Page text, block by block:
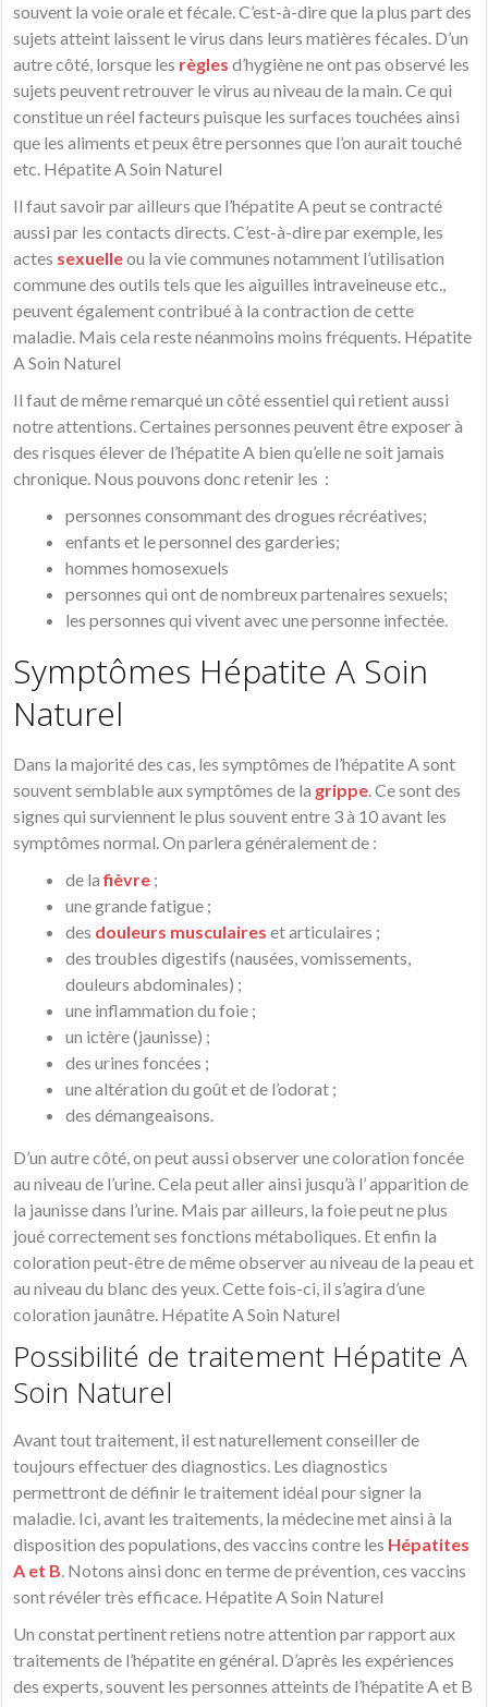
souvent la voie orale et fécale. C’est-à-dire que la plus part des
sujets atteint laissent le virus dans leurs matières fécales. D’un
autre côté, lorsque les règles d’hygiène ne ont pas observé les
sujets peuvent retrouver le virus au niveau de la main. Ce qui
constitue un réel facteurs puisque les surfaces touchées ainsi
que les aliments et peux être personnes que l’on aurait touché
etc. Hépatite A Soin Naturel
Il faut savoir par ailleurs que l’hépatite A peut se contracté
aussi par les contacts directs. C’est-à-dire par exemple, les
actes sexuelleou la vie communes notamment l’utilisation
commune des outils tels que les aiguilles intraveineuse etc.,
peuvent également contribué à la contraction de cette
maladie. Mais cela reste néanmoins moins fréquents. Hépatite
A Soin Naturel
Il faut de même remarqué un côté essentiel qui retient aussi
notre attentions. Certaines personnes peuvent être exposer à
des risques élever de l’hépatite A bien qu’elle ne soit jamais
chronique. Nous pouvons donc retenir les :
personnes consommant des drogues récréatives;
enfants et le personnel des garderies;
hommes homosexuels
personnes qui ont de nombreux partenaires sexuels;
les personnes qui vivent avec une personne infectée.
Symptômes Hépatite A Soin
Naturel
Dans la majorité des cas, les symptômes de l’hépatite A sont
souvent semblable aux symptômes de la grippe. Ce sont des
signes qui surviennent le plus souvent entre 3 à 10 avant les
symptômes normal. On parlera généralement de :
de lafièvre ;
une grande fatigue ;
des douleurs musculaires et articulaires ;
des troubles digestifs (nausées, vomissements,
douleurs abdominales) ;
une inflammation du foie ;
un ictère (jaunisse) ;
des urines foncées ;
une altération du goût et de l’odorat ;
des démangeaisons.
D’un autre côté, on peut aussi observer une coloration foncée
au niveau de l’urine. Cela peut aller ainsi jusqu’à l’ apparition de
la jaunisse dans l’urine. Mais par ailleurs, la foie peut ne plus
joué correctement ses fonctions métaboliques. Et enfin la
coloration peut-être de même observer au niveau de la peau et
au niveau du blanc des yeux. Cette fois-ci, il s’agira d’une
coloration jaunâtre. Hépatite A Soin Naturel
Possibilité de traitement Hépatite A
Soin Naturel
Avant tout traitement, il est naturellement conseiller de
toujours effectuer des diagnostics. Les diagnostics
permettront de définir le traitement idéal pour signer la
maladie. Ici, avant les traitements, la médecine met ainsi à la
disposition des populations, des vaccins contre les Hépatites
A et B. Notons ainsi donc en terme de prévention, ces vaccins
sont révéler très efficace. Hépatite A Soin Naturel
Un constat pertinent retiens notre attention par rapport aux
traitements de l’hépatite en général. D’après les expériences
des experts, souvent les personnes atteints de l’hépatite A et B